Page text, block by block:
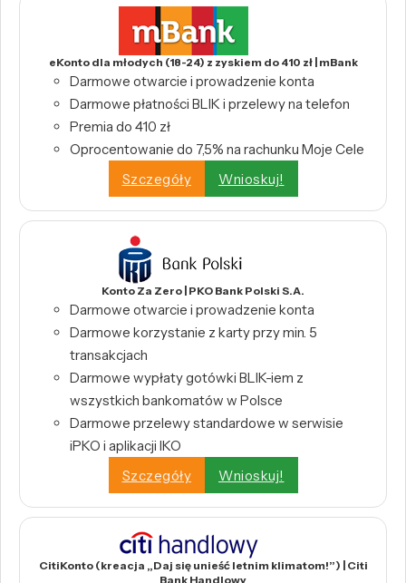
eKonto dla młodych (18-24) z zyskiem do 410 zł | mBank
Darmowe otwarcie i prowadzenie konta
Darmowe płatności BLIK i przelewy na telefon
Premia do 410 zł
Oprocentowanie do 7,5% na rachunku Moje Cele
Szczegóły
Wnioskuj!
Konto Za Zero | PKO Bank Polski S.A.
Darmowe otwarcie i prowadzenie konta
Darmowe korzystanie z karty przy min. 5
transakcjach
Darmowe wypłaty gotówki BLIK-iem z
wszystkich bankomatów w Polsce
Darmowe przelewy standardowe w serwisie
iPKO i aplikacji IKO
Szczegóły
Wnioskuj!
CitiKonto (kreacja „Daj się unieść letnim klimatom!”) | Citi
Bank Handlowy